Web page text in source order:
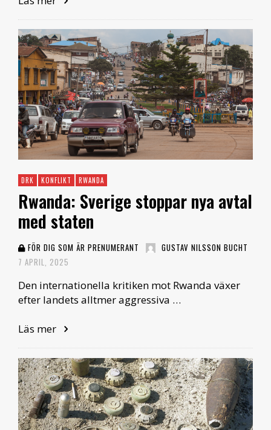
DRK KONFLIKT RWANDA
Rwanda: Sverige stoppar nya avtal
med staten
FÖR DIG SOM ÄR PRENUMERANT
GUSTAV NILSSON BUCHT
7 APRIL, 2025
Den internationella kritiken mot Rwanda växer
efter landets alltmer aggressiva …
Läs mer